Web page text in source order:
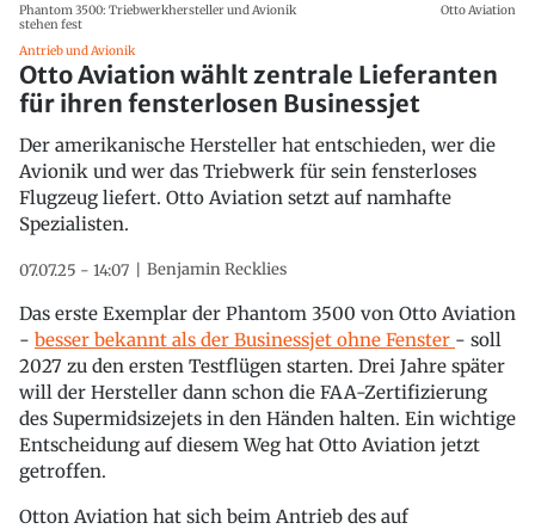
Phantom 3500: Triebwerkhersteller und Avionik
stehen fest
Otto Aviation
Antrieb und Avionik
Otto Aviation wählt zentrale Lieferanten
für ihren fensterlosen Businessjet
Der amerikanische Hersteller hat entschieden, wer die
Avionik und wer das Triebwerk für sein fensterloses
Flugzeug liefert. Otto Aviation setzt auf namhafte
Spezialisten.
07.07.25 - 14:07 Benjamin Recklies
Das erste Exemplar der Phantom 3500 von Otto Aviation
- besser bekannt als der Businessjet ohne Fenster - soll
2027 zu den ersten Testflügen starten. Drei Jahre später
will der Hersteller dann schon die FAA-Zertifizierung
des Supermidsizejets in den Händen halten. Ein wichtige
Entscheidung auf diesem Weg hat Otto Aviation jetzt
getroffen.
Otton Aviation hat sich beim Antrieb des auf